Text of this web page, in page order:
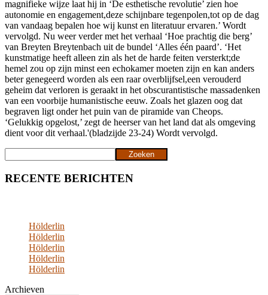
magnifieke wijze laat hij in ‘De esthetische revolutie’ zien hoe
autonomie en engagement,deze schijnbare tegenpolen,tot op de dag
van vandaag bepalen hoe wij kunst en literatuur ervaren.’ Wordt
vervolgd. Nu weer verder met het verhaal ‘Hoe prachtig die berg’
van Breyten Breytenbach uit de bundel ‘Alles één paard’. ‘Het
kunstmatige heeft alleen zin als het de harde feiten versterkt;de
hemel zou op zijn minst een echokamer moeten zijn en kan anders
beter genegeerd worden als een raar overblijfsel,een verouderd
geheim dat verloren is geraakt in het obscurantistische massadenken
van een voorbije humanistische eeuw. Zoals het glazen oog dat
begraven ligt onder het puin van de piramide van Cheops.
‘Gelukkig opgelost,’ zegt de heerser van het land dat als omgeving
dient voor dit verhaal.'(bladzijde 23-24) Wordt vervolgd.
Zoeken
RECENTE BERICHTEN
Hölderlin
Hölderlin
Hölderlin
Hölderlin
Hölderlin
Archieven